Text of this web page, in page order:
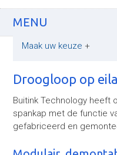
MENU
Maak uw keuze +
Droogloop op
Buitink Technology heeft
spankap met de functie
gefabriceerd en